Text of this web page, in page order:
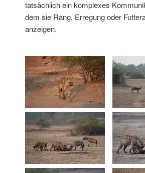
tatsächlich ein komplexes
dem sie Rang, Erregung oder
anzeigen.